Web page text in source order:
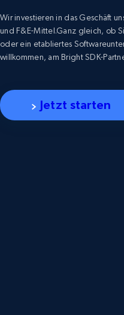
Wir investieren in das Geschäft
und F&E-Mittel.Ganz gleich, ob
oder ein etabliertes
willkommen, am Bright SDK-
Jetzt starten